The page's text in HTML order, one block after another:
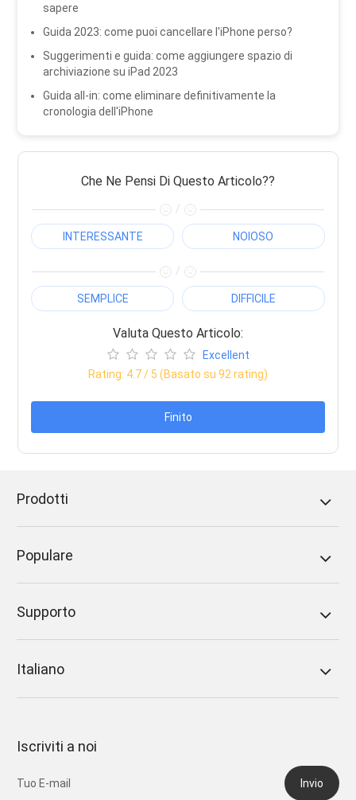
sapere
Guida 2023: come puoi cancellare l'iPhone perso?
Suggerimenti e guida: come aggiungere spazio di
archiviazione su iPad 2023
Guida all-in: come eliminare definitivamente la
cronologia dell'iPhone
Che Ne Pensi Di Questo Articolo??
/
INTERESSANTE NOIOSO
/
SEMPLICE DIFFICILE
Valuta Questo Articolo:
Excellent
Rating: 4.7/ 5 (Basato su 92 rating)
Finito
Prodotti
Populare
Supporto
Italiano
Iscriviti a noi
Invio